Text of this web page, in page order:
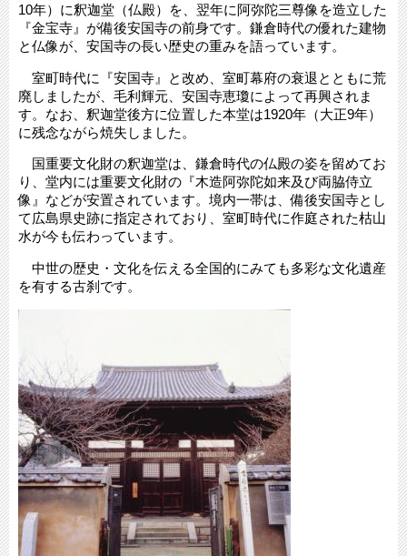
10年）に釈迦堂（仏殿）を、翌年に阿弥陀三尊像を造立した
『金宝寺』が備後安国寺の前身です。鎌倉時代の優れた建物
と仏像が、安国寺の長い歴史の重みを語っています。
室町時代に『安国寺』と改め、室町幕府の衰退とともに荒
廃しましたが、毛利輝元、安国寺恵瓊によって再興されま
す。なお、釈迦堂後方に位置した本堂は1920年（大正9年）
に残念ながら焼失しました。
国重要文化財の釈迦堂は、鎌倉時代の仏殿の姿を留めてお
り、堂内には重要文化財の『木造阿弥陀如来及び両脇侍立
像』などが安置されています。境内一帯は、備後安国寺とし
て広島県史跡に指定されており、室町時代に作庭された枯山
水が今も伝わっています。
中世の歴史・文化を伝える全国的にみても多彩な文化遺産
を有する古刹です。